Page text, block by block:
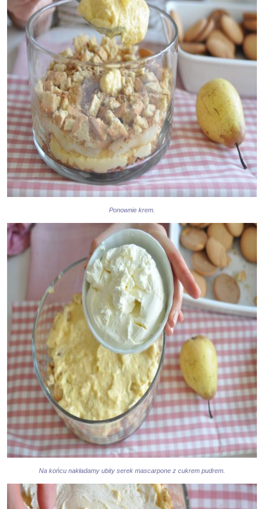
Ponownie krem.
Na końcu nakładamy ubity serek mascarpone z cukrem pudrem.